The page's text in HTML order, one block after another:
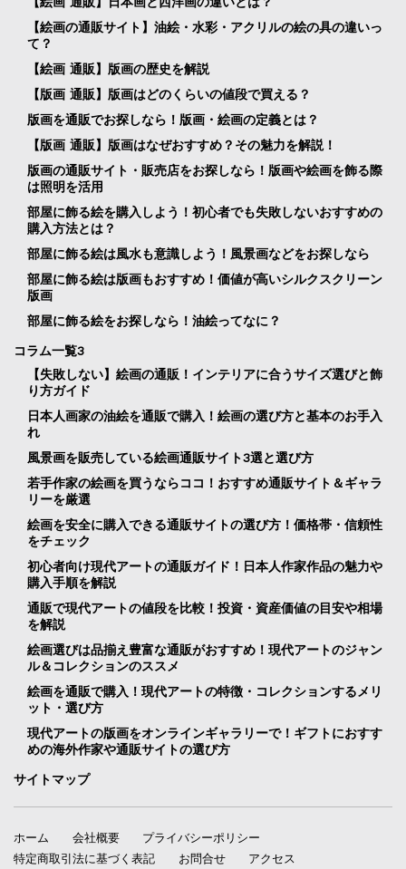
【絵画の通販サイト】油絵・水彩・アクリルの絵の具の違いっ
て？
【絵画 通販】版画の歴史を解説
【版画 通販】版画はどのくらいの値段で買える？
版画を通販でお探しなら！版画・絵画の定義とは？
【版画 通販】版画はなぜおすすめ？その魅力を解説！
版画の通販サイト・販売店をお探しなら！版画や絵画を飾る際
は照明を活用
部屋に飾る絵を購入しよう！初心者でも失敗しないおすすめの
購入方法とは？
部屋に飾る絵は風水も意識しよう！風景画などをお探しなら
部屋に飾る絵は版画もおすすめ！価値が高いシルクスクリーン
版画
部屋に飾る絵をお探しなら！油絵ってなに？
コラム一覧3
【失敗しない】絵画の通販！インテリアに合うサイズ選びと飾
り方ガイド
日本人画家の油絵を通販で購入！絵画の選び方と基本のお手入
れ
風景画を販売している絵画通販サイト3選と選び方
若手作家の絵画を買うならココ！おすすめ通販サイト＆ギャラ
リーを厳選
絵画を安全に購入できる通販サイトの選び方！価格帯・信頼性
をチェック
初心者向け現代アートの通販ガイド！日本人作家作品の魅力や
購入手順を解説
通販で現代アートの値段を比較！投資・資産価値の目安や相場
を解説
絵画選びは品揃え豊富な通販がおすすめ！現代アートのジャン
ル＆コレクションのススメ
絵画を通販で購入！現代アートの特徴・コレクションするメリ
ット・選び方
現代アートの版画をオンラインギャラリーで！ギフトにおすす
めの海外作家や通販サイトの選び方
サイトマップ
ホーム 会社概要
プライバシーポリシー
特定商取引法に基づく表記
お問合せ アクセス